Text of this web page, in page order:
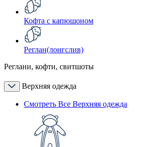
Кофта с капюшоном
Реглан(лонгслив)
Реглани, кофти, свитшоты
Верхняя одежда
Смотреть Все Верхняя одежда